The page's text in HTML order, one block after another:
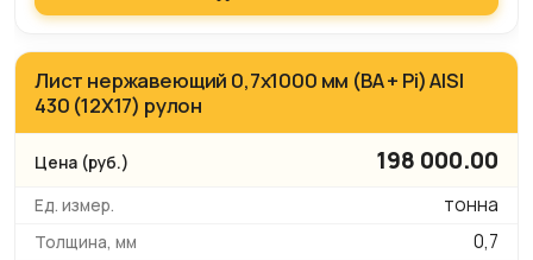
Лист нержавеющий 0,7х1000 мм (BA + Pi) AISI
430 (12Х17) рулон
198 000.00
тонна
0,7